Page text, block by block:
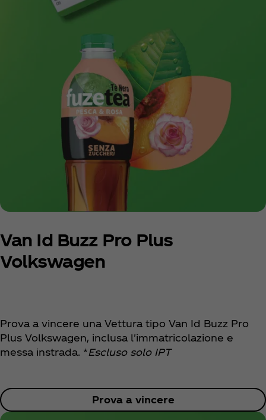
Van Id Buzz Pro Plus
Volkswagen
Prova a vincere una Vettura tipo Van Id Buzz Pro
Plus Volkswagen, inclusa l'immatricolazione e
messa instrada. *Escluso solo IPT
Prova a vincere